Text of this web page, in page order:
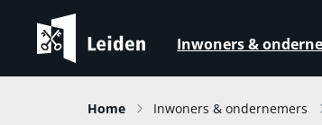
Inwoners &
Home Inwoners & ondernemers